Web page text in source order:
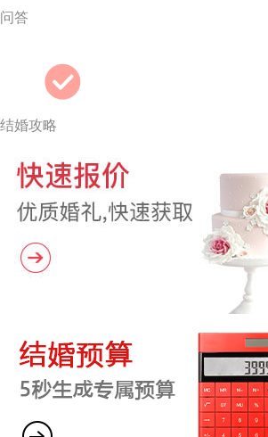
问答
结婚攻略